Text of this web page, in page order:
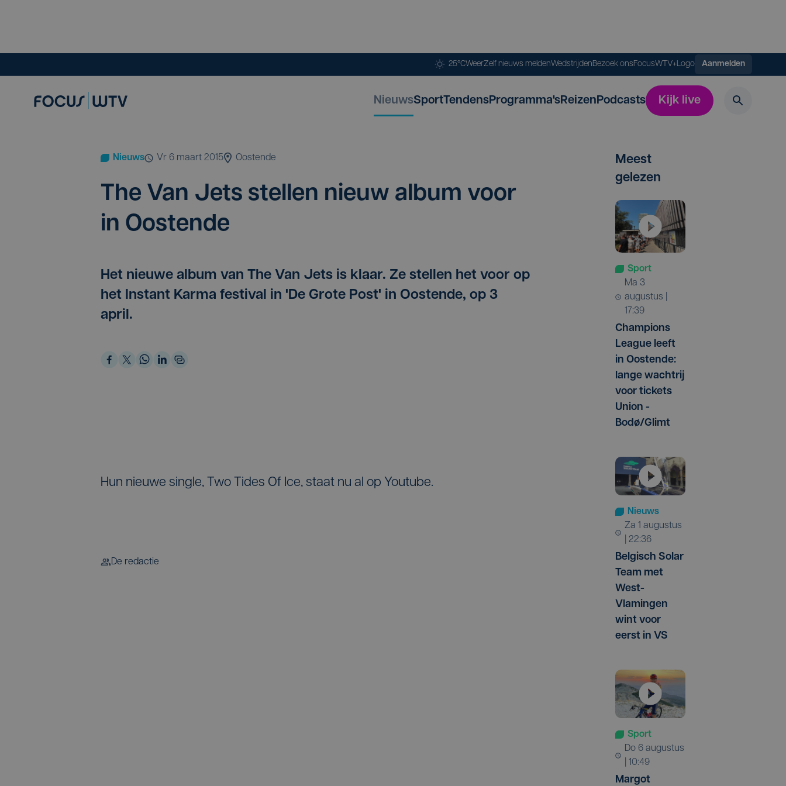
25°CWeerZelf nieuws meldenWedstrijdenBezoek onsFocusWTV+Logo Aanmelden
NieuwsSportTendensProgramma'sReizenPodcasts Kijk live
Nieuws vr 6 maart 2015 Oostende
The Van Jets stel­len nieuw album voor
in Oostende
Het nieuwe album van The Van Jets is klaar. Ze stellen het voor op
het Instant Karma festival in 'De Grote Post' in Oostende, op 3
april.
Hun nieuwe single, Two Tides Of Ice, staat nu al op Youtube.
De redactie
Meest
gelezen
Sport
ma 3
augustus |
17:39
Champions
League leeft
in Oostende:
lange wachtrij
voor tickets
Union -
Bodø/Glimt
Nieuws
za 1 augustus
| 22:36
Belgisch Solar
Team met
West-
Vlamingen
wint voor
eerst in VS
Sport
do 6 augustus
| 10:49
Margot